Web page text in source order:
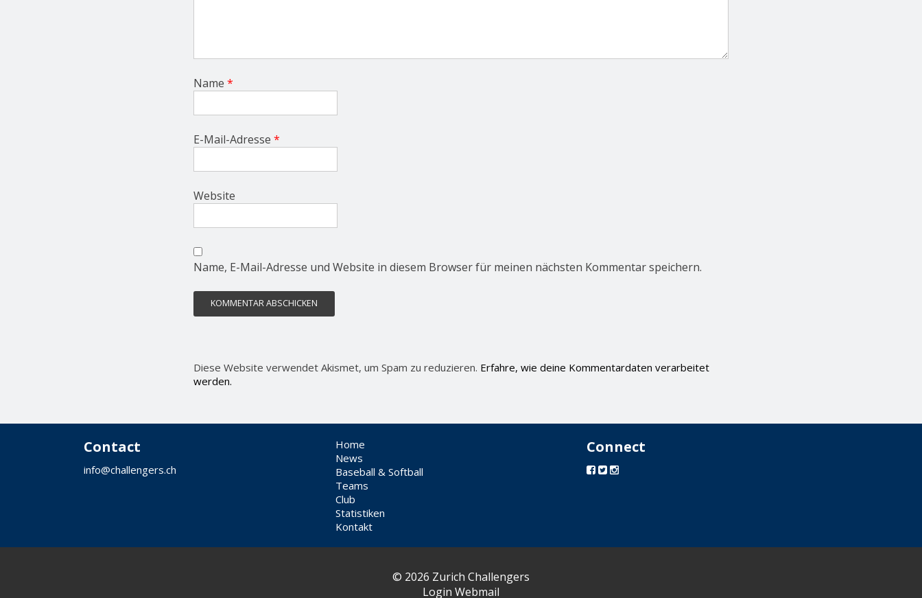
Name *
E-Mail-Adresse *
Website
Name, E-Mail-Adresse und Website in diesem Browser für meinen nächsten Kommentar speichern.
Diese Website verwendet Akismet, um Spam zu reduzieren. Erfahre, wie deine Kommentardaten verarbeitet
werden.
Contact
info@challengers.ch
Home
News
Baseball & Softball
Teams
Club
Statistiken
Kontakt
Connect
© 2026 Zurich Challengers
Login Webmail